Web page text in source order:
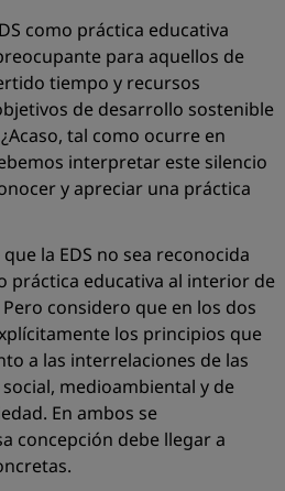
como práctica educativa
para aquellos de
tiempo y recursos
de desarrollo sostenible
tal como ocurre en
interpretar este silencio
y apreciar una práctica
la EDS no sea reconocida
práctica educativa al interior de
considero que en los dos
los principios que
a las interrelaciones de las
medioambiental y de
En ambos se
concepción debe llegar a